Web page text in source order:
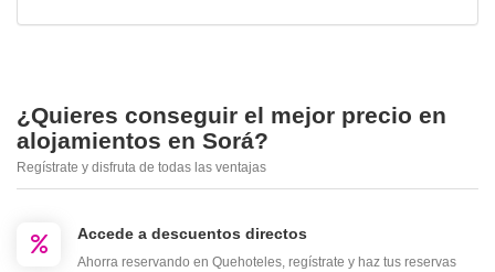
¿Quieres conseguir el mejor precio en
alojamientos en Sorá?
Regístrate y disfruta de todas las ventajas
Accede a descuentos directos
Ahorra reservando en Quehoteles, regístrate y haz tus reservas